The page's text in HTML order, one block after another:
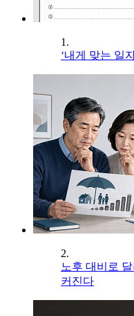
1.
‘내게 맞는 일
2.
노후 대비로
커진다